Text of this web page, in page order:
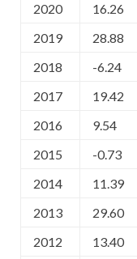
2020
16.26
2019
28.88
2018
-6.24
2017
19.42
2016
9.54
2015
-0.73
2014
11.39
2013
29.60
2012
13.40